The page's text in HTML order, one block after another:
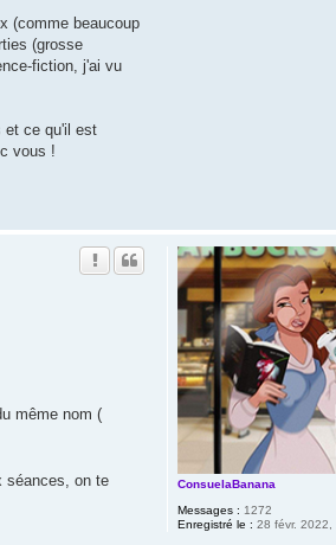
(comme beaucoup
(grosse
fiction, j'ai vu
et ce qu'il est
vous !
ConsuelaBanana
Messages : 1272
Enregistré le : 28 févr. 2022,
même nom (
séances, on te